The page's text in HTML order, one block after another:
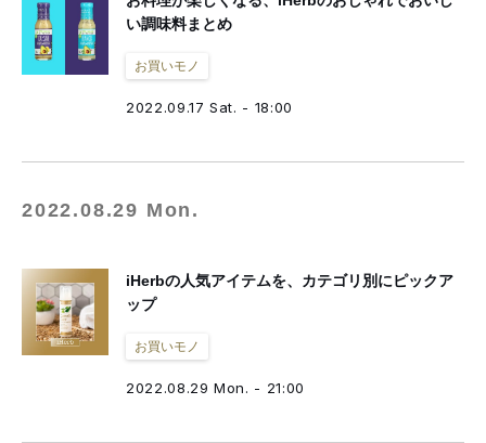
い調味料まとめ
お買いモノ
2022.09.17 Sat. - 18:00
2022.08.29 Mon.
iHerbの人気アイテムを、カテゴリ別にピックア
ップ
お買いモノ
2022.08.29 Mon. - 21:00